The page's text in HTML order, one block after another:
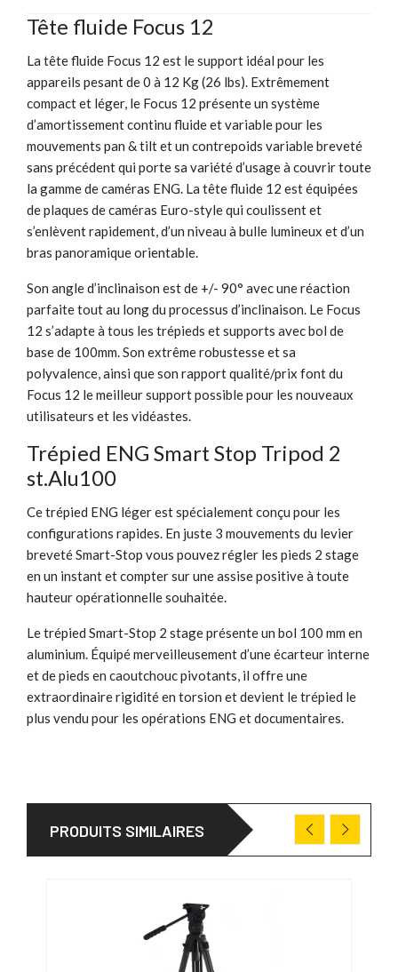
Tête fluide Focus 12
La tête fluide Focus 12 est le support idéal pour les
appareils pesant de 0 à 12 Kg (26 lbs). Extrêmement
compact et léger, le Focus 12 présente un système
d’amortissement continu fluide et variable pour les
mouvements pan & tilt et un contrepoids variable breveté
sans précédent qui porte sa variété d’usage à couvrir toute
la gamme de caméras ENG. La tête fluide 12 est équipées
de plaques de caméras Euro-style qui coulissent et
s’enlèvent rapidement, d’un niveau à bulle lumineux et d’un
bras panoramique orientable.
Son angle d’inclinaison est de +/- 90° avec une réaction
parfaite tout au long du processus d’inclinaison. Le Focus
12 s’adapte à tous les trépieds et supports avec bol de
base de 100mm. Son extrême robustesse et sa
polyvalence, ainsi que son rapport qualité/prix font du
Focus 12 le meilleur support possible pour les nouveaux
utilisateurs et les vidéastes.
Trépied ENG Smart Stop Tripod 2
st.Alu100
Ce trépied ENG léger est spécialement conçu pour les
configurations rapides. En juste 3 mouvements du levier
breveté Smart-Stop vous pouvez régler les pieds 2 stage
en un instant et compter sur une assise positive à toute
hauteur opérationnelle souhaitée.
Le trépied Smart-Stop 2 stage présente un bol 100 mm en
aluminium. Équipé merveilleusement d’une écarteur interne
et de pieds en caoutchouc pivotants, il offre une
extraordinaire rigidité en torsion et devient le trépied le
plus vendu pour les opérations ENG et documentaires.
PRODUITS SIMILAIRES